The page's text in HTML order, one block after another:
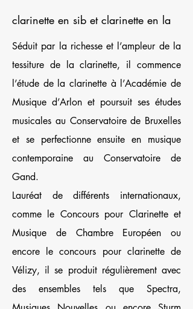
clarinette en sib et clarinette en la
Séduit par la richesse et l’ampleur de la
tessiture de la clarinette, il commence
l’étude de la clarinette à l’Académie de
Musique d’Arlon et poursuit ses études
musicales au Conservatoire de Bruxelles
et se perfectionne ensuite en musique
contemporaine au Conservatoire de
Gand.
Lauréat de différents internationaux,
comme le Concours pour Clarinette et
Musique de Chambre Européen ou
encore le concours pour clarinette de
Vélizy, il se produit régulièrement avec
des ensembles tels que Spectra,